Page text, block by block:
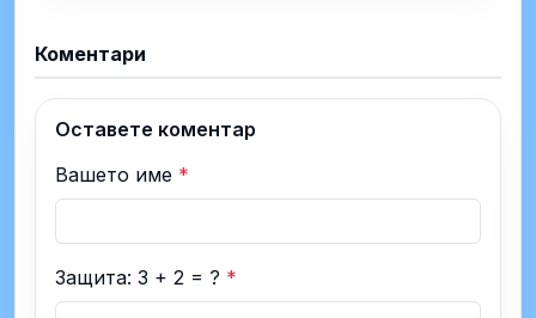
Коментари
Оставете коментар
Вашето име *
Защита: 3 + 2 = ? *